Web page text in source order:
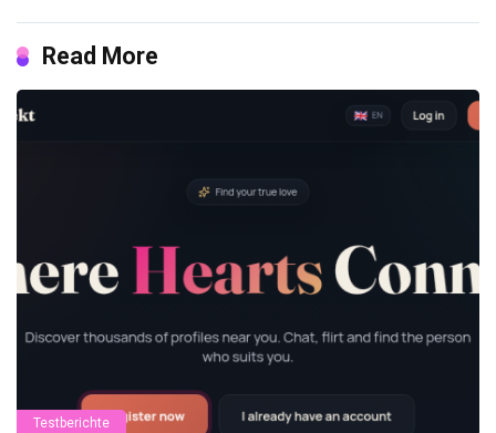
Read More
Testberichte